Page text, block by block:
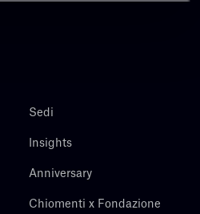
Sedi
Insights
Anniversary
Chiomenti x Fondazione